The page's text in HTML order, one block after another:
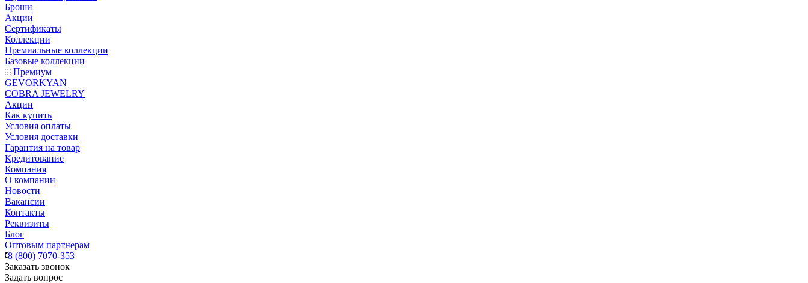
Броши
Акции
Сертификаты
Коллекции
Премиальные коллекции
Базовые коллекции
Премиум
GEVORKYAN
COBRA JEWELRY
Акции
Как купить
Условия оплаты
Условия доставки
Гарантия на товар
Кредитование
Компания
О компании
Новости
Вакансии
Контакты
Реквизиты
Блог
Оптовым партнерам
8 (800) 7070-353
Заказать звонок
Задать вопрос